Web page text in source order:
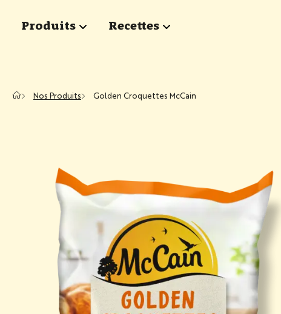
Produits show submenu for "Produits"
Recettes show submenu for
Nos Produits Golden Croquettes McCain